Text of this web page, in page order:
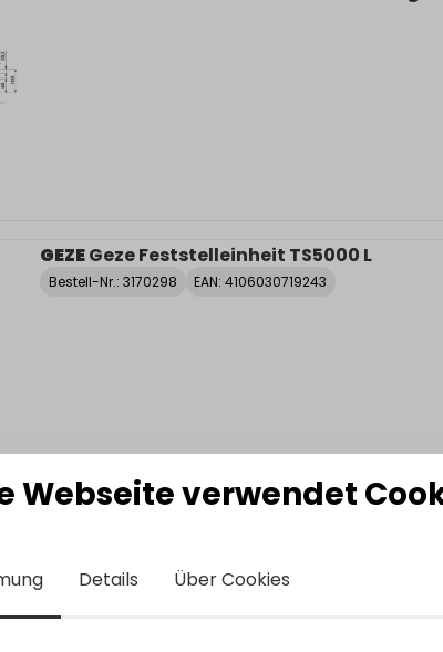
GEZEGeze Feststelleinheit TS5000 L
Bestell-Nr.: 3170298 EAN: 4106030719243
Webseite verwendet
Details Über Cookies